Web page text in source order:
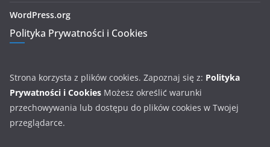
WordPress.org
Polityka Prywatności i Cookies
Strona korzysta z plików cookies. Zapoznaj się z: Polityka
Prywatności i Cookies Możesz określić warunki
przechowywania lub dostępu do plików cookies w Twojej
przeglądarce.